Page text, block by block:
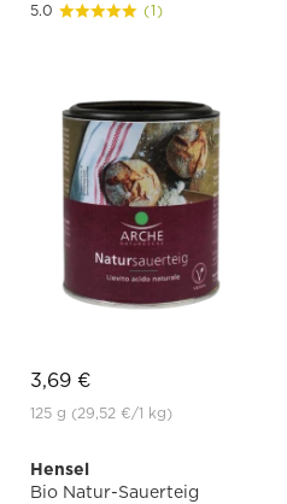
5.0 (1)
3,69 €
125 g (29,52 €/1 kg)
Hensel
Bio Natur-Sauerteig